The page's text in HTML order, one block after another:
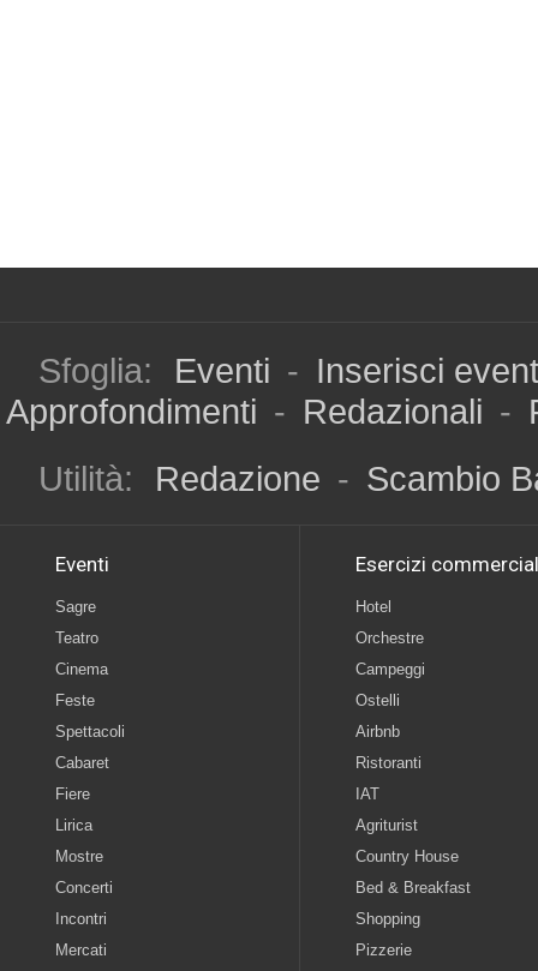
Sfoglia: Eventi - Inserisci
Approfondimenti - Redazionali -
Utilità:
Redazione - Scambio
Eventi
Sagre
Teatro
Cinema
Feste
Spettacoli
Cabaret
Fiere
Lirica
Mostre
Concerti
Incontri
Mercati
Esercizi
Hotel
Orchestre
Campeggi
Ostelli
Airbnb
Ristoranti
IAT
Agriturist
Country House
Bed & Breakfast
Shopping
Pizzerie